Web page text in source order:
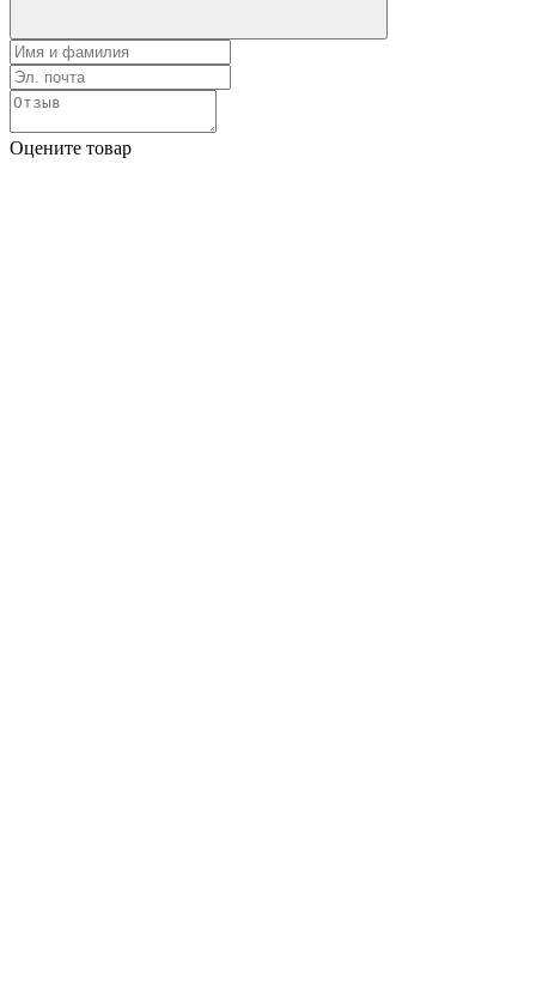
Оцените товар